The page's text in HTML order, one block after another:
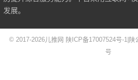
发展。
© 2017-2026儿推网 陕ICP备17007524号-1 |陕
号